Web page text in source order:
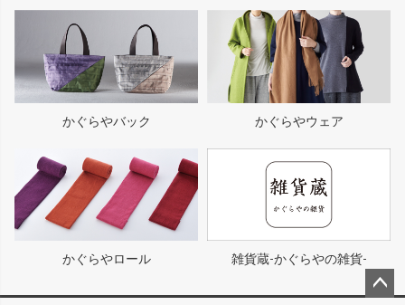
かぐらやバック かぐらやウェア
かぐらやロール 雑貨蔵-かぐらやの雑貨-